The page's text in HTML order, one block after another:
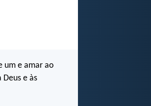
um e amar ao
e às